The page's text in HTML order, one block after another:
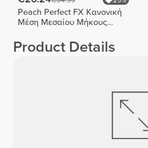
Peach Perfect FX Κανονική
Μέση Μεσαίου Μήκους
Product Details